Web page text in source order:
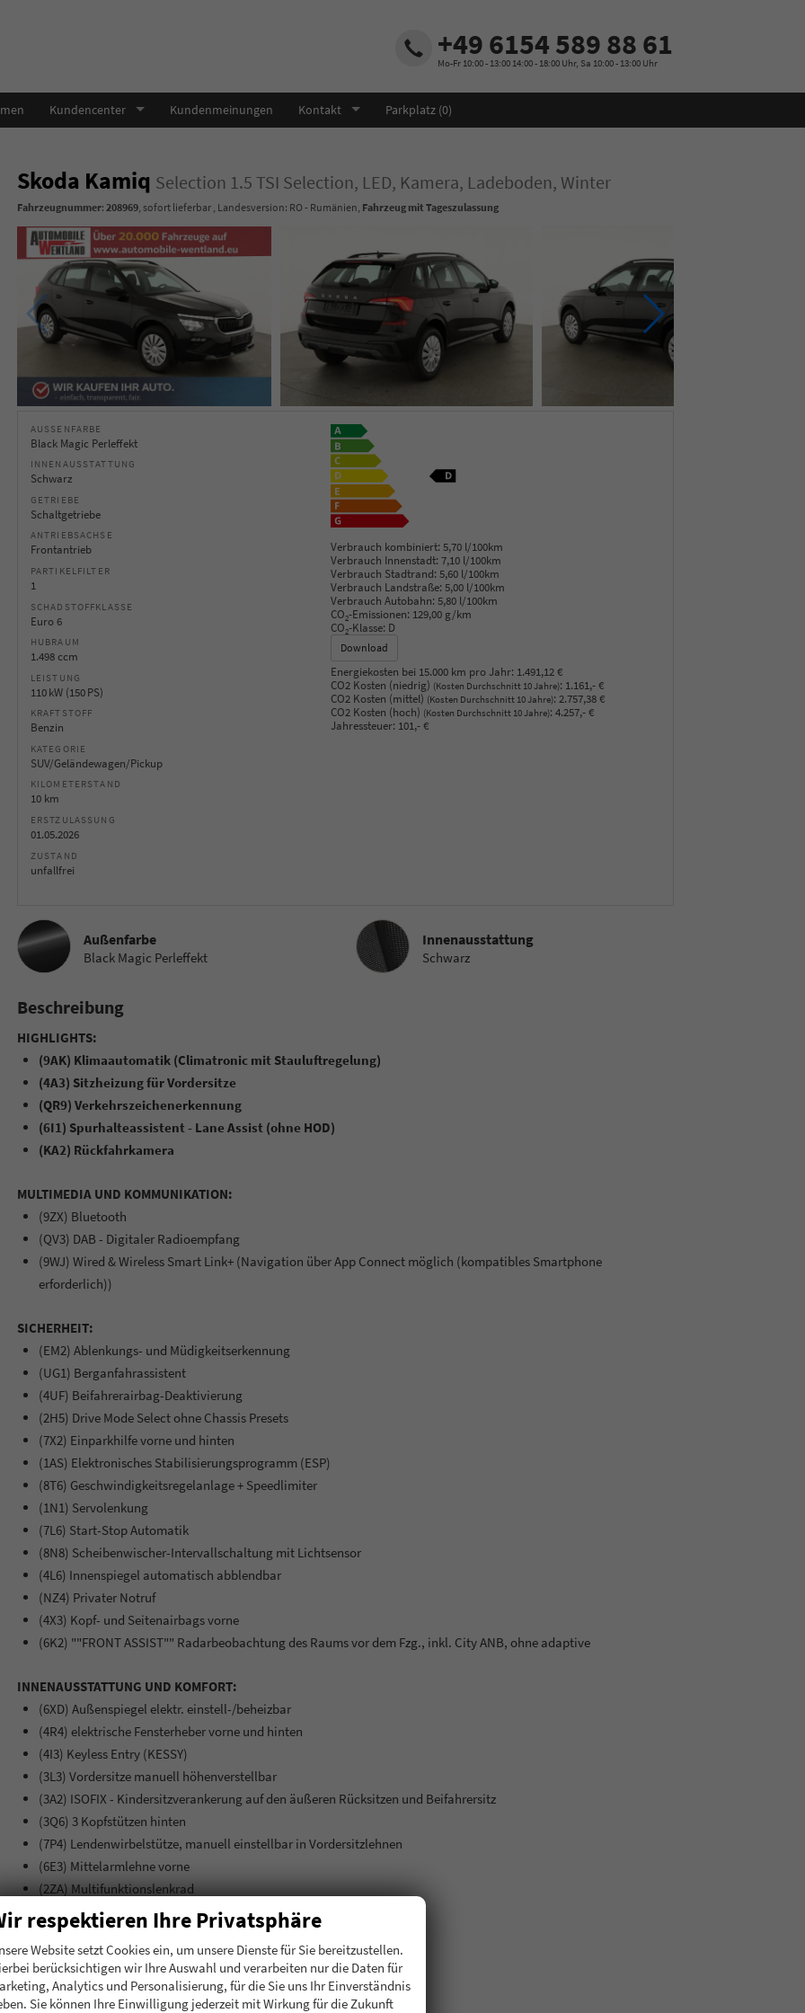
+49 6154 589 88 61
Mo-Fr 10:00 - 13:00 14:00 - 18:00 Uhr, Sa 10:00 - 13:00 Uhr
Kundencenter Kundenmeinungen Kontakt Parkplatz (0)
Skoda Kamiq Selection 1.5 TSI Selection, LED, Kamera, Ladeboden, Winter
Fahrzeugnummer: 208969, sofort lieferbar, Landesversion: RO - Rumänien, Fahrzeug mit Tageszulassung
AUSSENFARBE
Black Magic Perleffekt
INNENAUSSTATTUNG
Schwarz
GETRIEBE
Schaltgetriebe
ANTRIEBSACHSE
Frontantrieb
PARTIKELFILTER
1
SCHADSTOFFKLASSE
Euro 6
HUBRAUM
1.498 ccm
LEISTUNG
110 kW (150 PS)
KRAFTSTOFF
Benzin
KATEGORIE
SUV/Geländewagen/Pickup
KILOMETERSTAND
10 km
ERSTZULASSUNG
01.05.2026
ZUSTAND
unfallfrei
Verbrauch kombiniert: 5,70 l/100km
Verbrauch Innenstadt: 7,10 l/100km
Verbrauch Stadtrand: 5,60 l/100km
Verbrauch Landstraße: 5,00 l/100km
Verbrauch Autobahn: 5,80 l/100km
CO2-Emissionen: 129,00 g/km
CO2-Klasse: D
Download
Energiekosten bei 15.000 km pro Jahr: 1.491,12 €
CO2 Kosten (niedrig) (Kosten Durchschnitt 10 Jahre): 1.161,- €
CO2 Kosten (mittel) (Kosten Durchschnitt 10 Jahre): 2.757,38 €
CO2 Kosten (hoch) (Kosten Durchschnitt 10 Jahre): 4.257,- €
Jahressteuer: 101,- €
Außenfarbe
Black Magic Perleffekt
Innenausstattung
Innenausstattung
Schwarz
Beschreibung
HIGHLIGHTS:
(9AK) Klimaautomatik (Climatronic mit Stauluftregelung)
(4A3) Sitzheizung für Vordersitze
(QR9) Verkehrszeichenerkennung
(6I1) Spurhalteassistent - Lane Assist (ohne HOD)
(KA2) Rückfahrkamera
MULTIMEDIA UND KOMMUNIKATION:
(9ZX) Bluetooth
(QV3) DAB - Digitaler Radioempfang
(9WJ) Wired & Wireless Smart Link+ (Navigation über App Connect möglich (kompatibles Smartphone
erforderlich))
SICHERHEIT:
(EM2) Ablenkungs- und Müdigkeitserkennung
(UG1) Berganfahrassistent
(4UF) Beifahrerairbag-Deaktivierung
(2H5) Drive Mode Select ohne Chassis Presets
(7X2) Einparkhilfe vorne und hinten
(1AS) Elektronisches Stabilisierungsprogramm (ESP)
(8T6) Geschwindigkeitsregelanlage + Speedlimiter
(1N1) Servolenkung
(7L6) Start-Stop Automatik
(8N8) Scheibenwischer-Intervallschaltung mit Lichtsensor
(4L6) Innenspiegel automatisch abblendbar
(NZ4) Privater Notruf
(4X3) Kopf- und Seitenairbags vorne
(6K2) ""FRONT ASSIST"" Radarbeobachtung des Raums vor dem Fzg., inkl. City ANB, ohne adaptive
INNENAUSSTATTUNG UND KOMFORT:
(6XD) Außenspiegel elektr. einstell-/beheizbar
(4R4) elektrische Fensterheber vorne und hinten
(4I3) Keyless Entry (KESSY)
(3L3) Vordersitze manuell höhenverstellbar
(3A2) ISOFIX - Kindersitzverankerung auf den äußeren Rücksitzen und Beifahrersitz
(3Q6) 3 Kopfstützen hinten
(7P4) Lendenwirbelstütze, manuell einstellbar in Vordersitzlehnen
(6E3) Mittelarmlehne vorne
(2ZA) Multifunktionslenkrad
EXTRAS:
(7TH) Dekor-Einlagen
(3GD) Ebener Ladeboden im Gepäckraum
(I8U) SKODA Infotainment
respektieren Ihre Privatsphäre
Website setzt Cookies ein, um unsere Dienste für Sie bereitzustellen.
berücksichtigen wir Ihre Auswahl und verarbeiten nur die Daten für
Analytics und Personalisierung, für die Sie uns Ihr Einverständnis
Sie können Ihre Einwilligung jederzeit mit Wirkung für die Zukunft